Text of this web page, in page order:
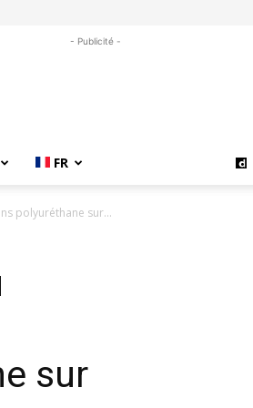
- Publicité -
FR
polyuréthane sur...
sur